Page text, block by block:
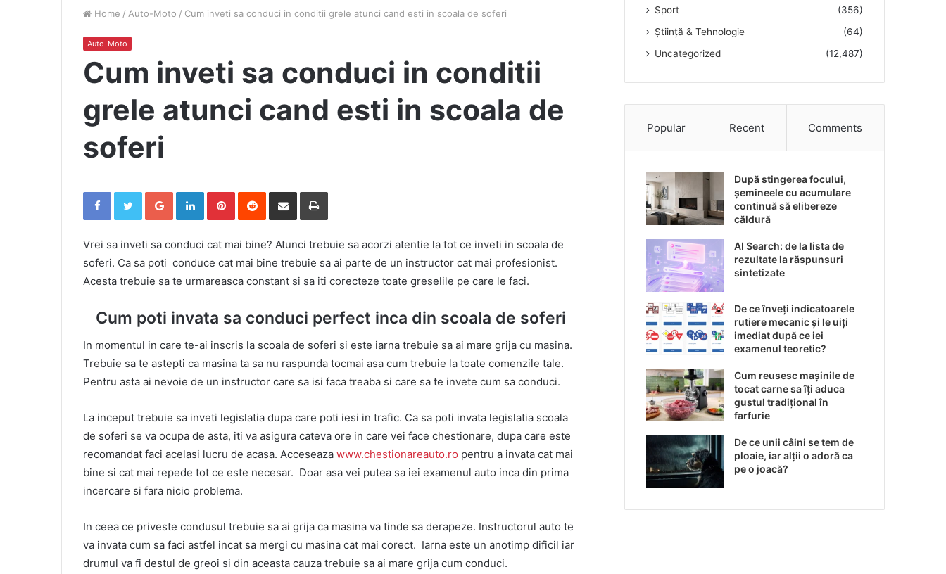
Home / Auto-Moto / Cum inveti sa conduci in conditii grele atunci cand esti in scoala de soferi
Auto-Moto
Cum inveti sa conduci in conditii
grele atunci cand esti in scoala de
soferi
Facebook Twitter Google+ LinkedIn Pinterest Reddit
Vrei sa inveti sa conduci cat mai bine? Atunci trebuie sa acorzi atentie la tot ce inveti in scoala de
soferi. Ca sa poti conduce cat mai bine trebuie sa ai parte de un instructor cat mai profesionist.
Acesta trebuie sa te urmareasca constant si sa iti corecteze toate greselile pe care le faci.
Cum poti invata sa conduci perfect inca din scoala de soferi
In momentul in care te-ai inscris la scoala de soferi si este iarna trebuie sa ai mare grija cu masina.
Trebuie sa te astepti ca masina ta sa nu raspunda tocmai asa cum trebuie la toate comenzile tale.
Pentru asta ai nevoie de un instructor care sa isi faca treaba si care sa te invete cum sa conduci.
La inceput trebuie sa inveti legislatia dupa care poti iesi in trafic. Ca sa poti invata legislatia scoala
de soferi se va ocupa de asta, iti va asigura cateva ore in care vei face chestionare, dupa care este
recomandat faci acelasi lucru de acasa. Acceseaza www.chestionareauto.ro pentru a invata cat mai
bine si cat mai repede tot ce este necesar. Doar asa vei putea sa iei examenul auto inca din prima
incercare si fara nicio problema.
In ceea ce priveste condusul trebuie sa ai grija ca masina va tinde sa derapeze. Instructorul auto te
va invata cum sa faci astfel incat sa mergi cu masina cat mai corect. Iarna este un anotimp dificil iar
drumul va fi destul de greoi si din aceasta cauza trebuie sa ai mare grija cum conduci.
Sport
(356)
Știință & Tehnologie
(64)
Uncategorized
(12,487)
Popular Recent Comments
După stingerea focului,
șemineele cu acumulare
continuă să elibereze
căldură
AI Search: de la lista de
rezultate la răspunsuri
sintetizate
De ce înveți indicatoarele
rutiere mecanic și le uiți
imediat după ce iei
examenul teoretic?
Cum reusesc mașinile de
tocat carne sa îți aduca
gustul tradițional în
farfurie
De ce unii câini se tem de
ploaie, iar alții o adoră ca
pe o joacă?